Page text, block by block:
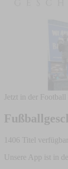
Jetzt in der
1406 Titel verfügbar
Unsere App ist in